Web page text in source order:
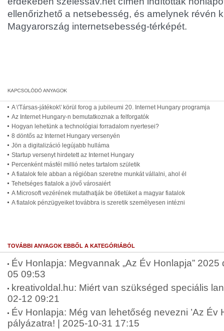
ellenőrizhető a netsebesség, és amelynek révén
Magyarország internetsebesség-térképét.
A \'Társas-játékok\' körül forog a jubileumi 20. Internet Hungary programja
Az Internet Hungary-n bemutatkoznak a felforgatók
Hogyan lehetünk a technológiai forradalom nyertesei?
8 döntős az Internet Hungary versenyén
Jön a digitalizáció legújabb hulláma
Startup versenyt hirdetett az Internet Hungary
Percenként másfél millió netes tartalom születik
A fiatalok fele abban a régióban szeretne munkát vállalni, ahol él
Tehetséges fiatalok a jövő városaiért
A Microsoft vezérének mutathatják be ötletüket a magyar fiatalok
A fiatalok pénzügyeiket továbbra is szeretik személyesen intézni
TOVÁBBI ANYAGOK EBBŐL A KATEGÓRIÁBÓL
Év Honlapja: Megvannak „Az Év Honlapja”
05 09:53
kreativoldal.hu: Miért van szükséged speciális
02-12 09:21
Év Honlapja: Még van lehetőség nevezni ’Az Év
pályázatra! | 2025-10-31 17:15